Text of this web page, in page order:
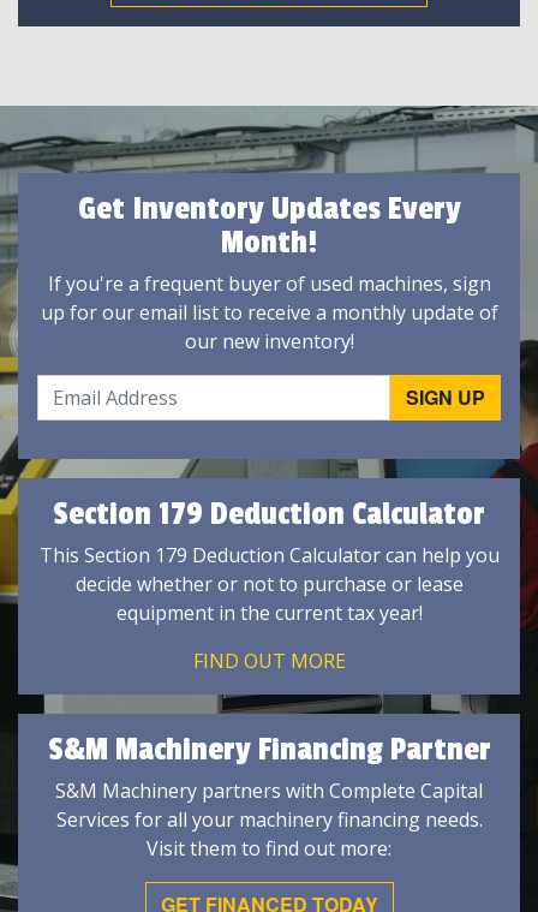
Get Inventory Updates Every
Month!
If you're a frequent buyer of used machines, sign
up for our email list to receive a monthly update of
our new inventory!
Section 179 Deduction Calculator
This Section 179 Deduction Calculator can help you
decide whether or not to purchase or lease
equipment in the current tax year!
FIND OUT MORE
S&M Machinery Financing Partner
S&M Machinery partners with Complete Capital
Services for all your machinery financing needs.
Visit them to find out more:
GET FINANCED TODAY